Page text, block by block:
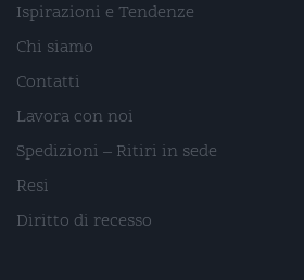
Ispirazioni e Tendenze
Chi siamo
Contatti
Lavora con noi
Spedizioni – Ritiri in sede
Resi
Diritto di recesso